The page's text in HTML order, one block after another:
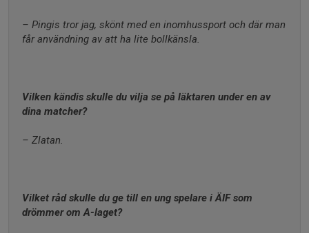
– Pingis tror jag, skönt med en inomhussport och där man
får användning av att ha lite bollkänsla.
Vilken kändis skulle du vilja se på läktaren under en av
dina matcher?
– Zlatan.
Vilket råd skulle du ge till en ung spelare i ÄIF som
drömmer om A-laget?